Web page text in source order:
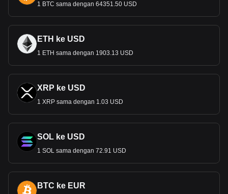
1 BTC sama dengan 64351.50 USD
ETH ke USD
1 ETH sama dengan 1903.13 USD
XRP ke USD
1 XRP sama dengan 1.03 USD
SOL ke USD
1 SOL sama dengan 72.91 USD
BTC ke EUR